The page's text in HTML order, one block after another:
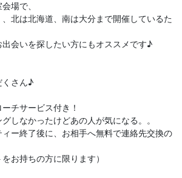
場で、
北は北海道、南は大分まで開催しているた
会いを探したい方にもオススメです♪
くさん♪
チサービス付き！
しなかったけどあの人が気になる。。
ー終了後に、お相手へ無料で連絡先交換の
お持ちの方に限ります）